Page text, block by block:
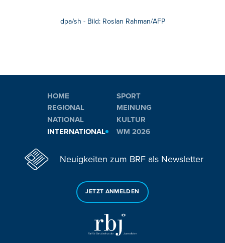
dpa/sh - Bild: Roslan Rahman/AFP
HOME
REGIONAL
NATIONAL
INTERNATIONAL
SPORT
MEINUNG
KULTUR
WM 2026
Neuigkeiten zum BRF als Newsletter
JETZT ANMELDEN